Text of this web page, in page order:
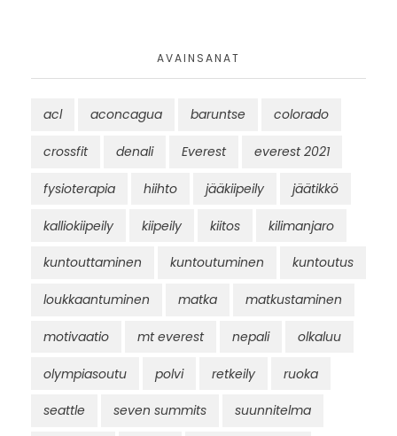
AVAINSANAT
acl aconcagua baruntse colorado
crossfit denali Everest everest 2021
fysioterapia hiihto jääkiipeily jäätikkö
kalliokiipeily kiipeily kiitos kilimanjaro
kuntouttaminen kuntoutuminen kuntoutus
loukkaantuminen matka matkustaminen
motivaatio mt everest nepali olkaluu
olympiasoutu polvi retkeily ruoka
seattle seven summits suunnitelma